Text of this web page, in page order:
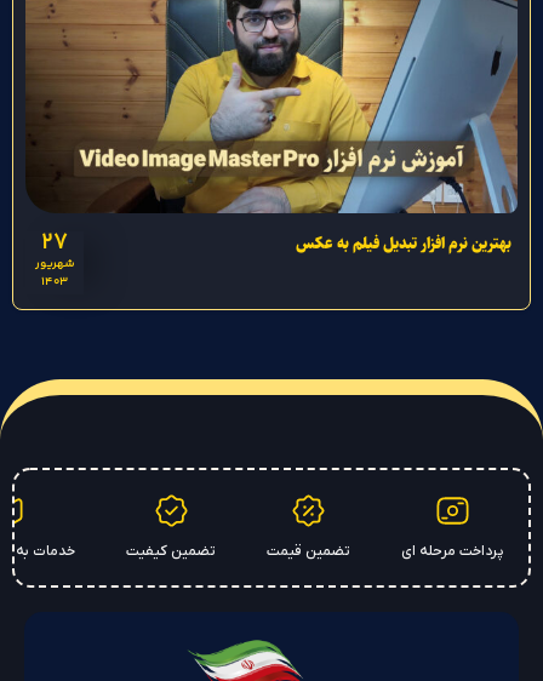
27
شهریور
1403
بهترین نرم افزار تبدیل فیلم به عکس
پرداخت مرحله ای تضمین قیمت تضمین کیفیت خدمات به